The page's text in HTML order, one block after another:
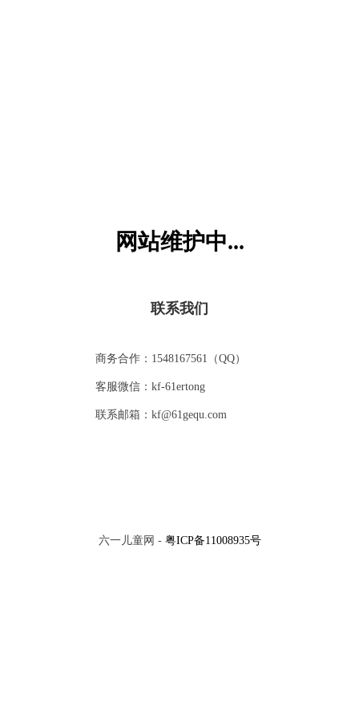
网站维护中...
联系我们
商务合作：1548167561（QQ）
客服微信：kf-61ertong
联系邮箱：kf@61gequ.com
六一儿童网 - 粤ICP备11008935号